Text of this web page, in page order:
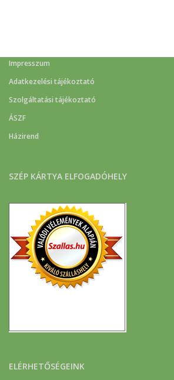
Impresszum
Adatkezelési tájékoztató
Szolgáltatási tájékoztató
ÁSZF
Házirend
SZÉP KÁRTYA ELFOGADÓHELY
ELÉRHETŐSÉGEINK